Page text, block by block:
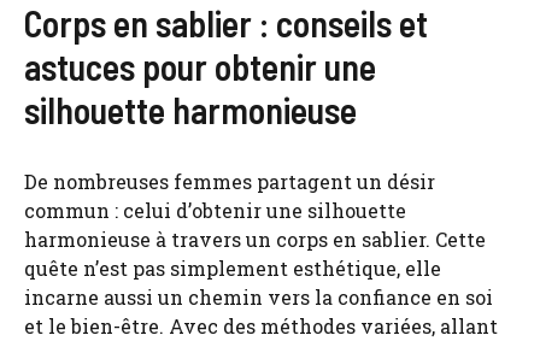
Corps en sablier : conseils et
astuces pour obtenir une
silhouette harmonieuse
De nombreuses femmes partagent un désir
commun : celui d’obtenir une silhouette
harmonieuse à travers un corps en sablier. Cette
quête n’est pas simplement esthétique, elle
incarne aussi un chemin vers la confiance en soi
et le bien-être. Avec des méthodes variées, allant